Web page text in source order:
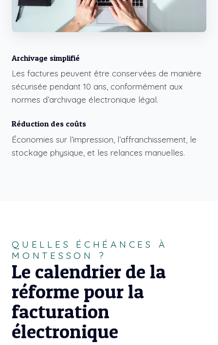
Archivage simplifié
Les factures peuvent être conservées de manière
sécurisée pendant 10 ans, conformément aux
normes d’archivage électronique légal.
Réduction des coûts
Économies sur l’impression, l’affranchissement, le
stockage physique, et les relances manuelles.
QUELLES ÉCHÉANCES À
MONTESSON ?
Le calendrier de la
réforme pour la
facturation
électronique